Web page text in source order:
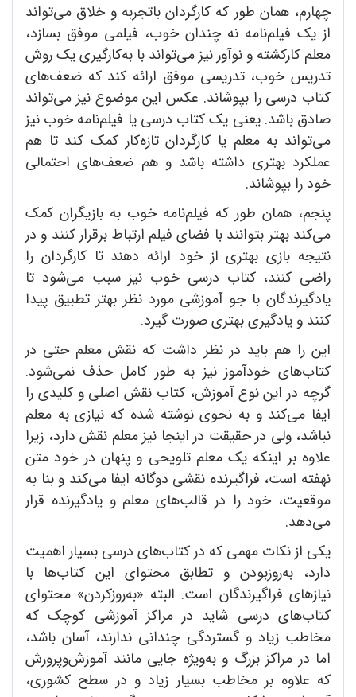
چهارم، همان طور که کارگردان باتجربه و خلاق می‌تواند
از یک فیلم‌نامه نه چندان خوب، فیلمی موفق بسازد،
معلم کارکشته و نوآور نیز می‌تواند با به‌کارگیری یک روش
تدریس خوب، تدریسی موفق ارائه کند که ضعف‌های
کتاب درسی را بپوشاند. عکس این موضوع نیز می‌تواند
صادق باشد. یعنی یک کتاب درسی یا فیلم‌نامه خوب نیز
می‌تواند به معلم یا کارگردان تازه‌کار کمک کند تا هم
عملکرد بهتری داشته باشد و هم ضعف‌های احتمالی
خود را بپوشاند.
پنجم، همان طور که فیلم‌نامه خوب به بازیگران کمک
می‌کند بهتر بتوانند با فضای فیلم ارتباط برقرار کنند و در
نتیجه بازی بهتری از خود ارائه دهند تا کارگردان را
راضی کنند، کتاب درسی خوب نیز سبب می‌شود تا
یادگیرندگان با جو آموزشی مورد نظر بهتر تطبیق پیدا
کنند و یادگیری بهتری صورت گیرد.
این را هم باید در نظر داشت که نقش معلم حتی در
کتاب‌های خودآموز نیز به طور کامل حذف نمی‌شود.
گرچه در این نوع آموزش، کتاب نقش اصلی و کلیدی را
ایفا می‌کند و به نحوی نوشته شده که نیازی به معلم
نباشد، ولی در حقیقت در اینجا نیز معلم نقش دارد، زیرا
علاوه بر اینکه یک معلم تلویحی و پنهان در خود متن
نهفته است، فراگیرنده نقشی دوگانه ایفا می‌کند و بنا به
موقعیت، خود را در قالب‌های معلم و یادگیرنده قرار
می‌دهد.
یکی از نکات مهمی که در کتاب‌های درسی بسیار اهمیت
دارد، به‌روزبودن و تطابق محتوای این کتاب‌ها با
نیازهای فراگیرندگان است. البته «به‌روزکردن» محتوای
کتاب‌های درسی شاید در مراکز آموزشی کوچک که
مخاطب زیاد و گستردگی چندانی ندارند، آسان باشد،
اما در مراکز بزرگ و به‌ویژه جایی مانند آموزش‌وپرورش
که علاوه بر مخاطب بسیار زیاد و در سطح کشوری،